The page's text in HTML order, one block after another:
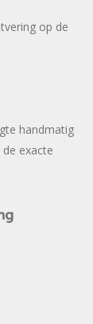
op de
handmatig
exacte